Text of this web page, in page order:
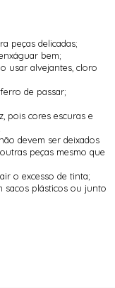
peças delicadas;
bem;
usar alvejantes, cloro
de passar;
pois cores escuras e
devem ser deixados
peças mesmo que
o excesso de tinta;
sacos plásticos ou junto